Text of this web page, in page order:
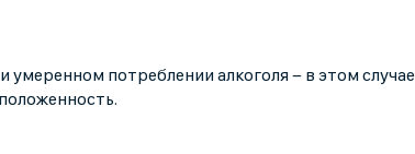
потреблении алкоголя − в этом случае